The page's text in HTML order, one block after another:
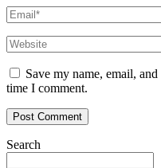
Save my name, email,
time I comment.
Search